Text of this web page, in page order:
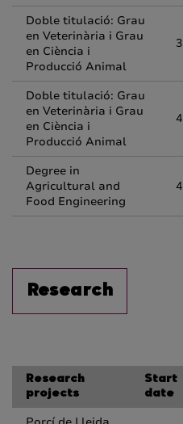
Doble titulació: Grau
en Veterinària i Grau
en Ciència i
Producció Animal
3
Doble titulació: Grau
en Veterinària i Grau
en Ciència i
Producció Animal
4
Degree in
Agricultural and
Food Engineering
4
Research
Research
projects
Start
date